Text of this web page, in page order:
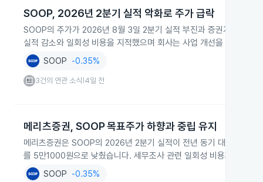
SOOP, 2026년 2분기 실적 악화로 주가 급락
SOOP의 주가가 2026년 8월 3일 2분기 실적 부진과 증권가의 부정
실적 감소와 일회성 비용을 지적했으며 회사는 사업 개선을 시도하고
SOOP -0.35%
3건의 연관 소식 4일 전
메리츠증권, SOOP 목표주가 하향과 중립 유지
메리츠증권은 SOOP의 2026년 2분기 실적이 전년 동기 대비 크게
를 5만1000원으로 낮췄습니다. 세무조사 관련 일회성 비용과 콘텐츠
SOOP -0.35%